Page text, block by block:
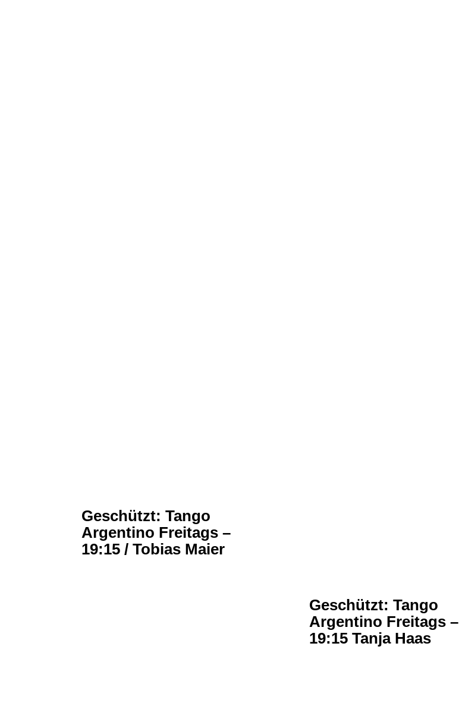
Geschützt: Tango
Argentino Freitags –
19:15 / Tobias Maier
Geschützt: Tango
Argentino Freitags –
19:15 Tanja Haas